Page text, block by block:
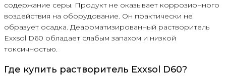
содержание серы. Продукт не оказывает коррозионного
воздействия на оборудование. Он практически не
образует осадка. Деароматизированный растворитель
Exxsol D60 обладает слабым запахом и низкой
токсичностью.
Где купить растворитель Exxsol D60?